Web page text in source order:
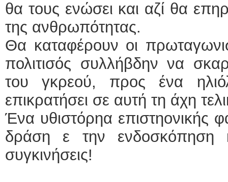
θα τους ενώσει και αζί θα
της ανθρωπότητας.
Θα καταφέρουν οι
πολιτισός συλλήβδην να
του γκρεού, προς ένα
επικρατήσει σε αυτή τη άχη
Ένα υθιστόρηα επιστηονικής
δράση ε την ενδοσκόπηση
συγκινήσεις!